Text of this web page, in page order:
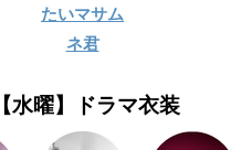
たいマサム
ネ君
水曜】ドラマ衣装